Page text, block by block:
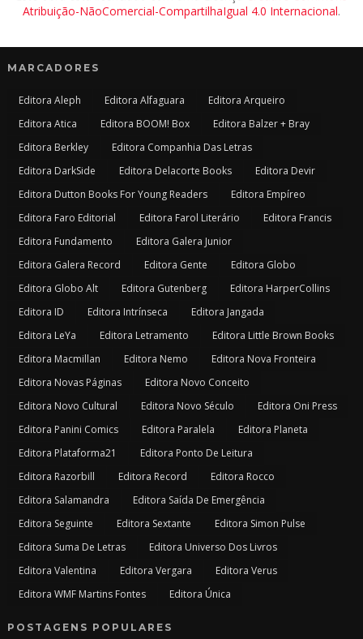
Atribuição-NãoComercial-CompartilhaIgual 4.0 Internacional.
MARCADORES
Editora Aleph Editora Alfaguara
Editora Arqueiro
Editora Atica
Editora BOOM! Box
Editora Balzer + Bray
Editora Berkley
Editora Companhia Das Letras
Editora DarkSide
Editora Delacorte Books
Editora Devir
Editora Dutton Books For Young Readers
Editora Empíreo
Editora Faro Editorial
Editora Farol Literário
Editora Francis
Editora Fundamento
Editora Galera Junior
Editora Galera Record
Editora Gente
Editora Globo
Editora Globo Alt
Editora Gutenberg
Editora HarperCollins
Editora ID
Editora Intrínseca
Editora Jangada
Editora LeYa
Editora Letramento
Editora Little Brown Books
Editora Macmillan
Editora Nemo
Editora Nova Fronteira
Editora Novas Páginas
Editora Novo Conceito
Editora Novo Cultural
Editora Novo Século
Editora Oni Press
Editora Panini Comics
Editora Paralela
Editora Planeta
Editora Plataforma21
Editora Ponto De Leitura
Editora Razorbill
Editora Record
Editora Rocco
Editora Salamandra
Editora Saída De Emergência
Editora Seguinte
Editora Sextante
Editora Simon Pulse
Editora Suma De Letras
Editora Universo Dos Livros
Editora Valentina
Editora Vergara
Editora Verus
Editora WMF Martins Fontes
Editora Única
POSTAGENS POPULARES